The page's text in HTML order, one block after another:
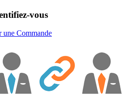
vous
une Commande